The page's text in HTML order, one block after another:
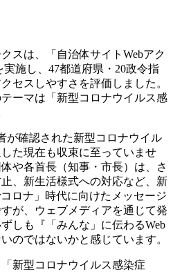
スは、「自治体サイトWebアク
施し、47都道府県・20政令指
セスしやすさを評価しました。
ーマは「新型コロナウイルス感
が確認された新型コロナウイル
た現在も収束に至っていませ
や各首長（知事・市長）は、さ
、新生活様式への対応など、新
ロナ」時代に向けたメッセージ
が、ウェブメディアを通じて発
しも『「みんな」に伝わるWeb
のではないかと感じています。
新型コロナウイルス感染症